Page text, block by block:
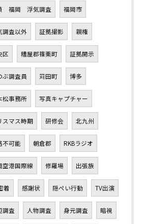
福岡 浮気調査 福岡市
調査以外 証拠撮影 親権
区 糟屋郡篠栗町 証拠開示
ぶ調査員 苅田町 博多
松事務所 写真キャプチャー
スマス時期 研修会 北九州
不可能 朝倉郡 RKBラジオ
空港国際線 修羅場 出張族
着 感謝状 隠ぺい行動 TV出演
調査 人物調査 身元調査 暗視